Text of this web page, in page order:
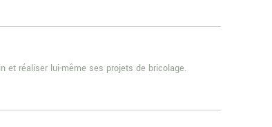
et réaliser lui-même ses projets de bricolage.